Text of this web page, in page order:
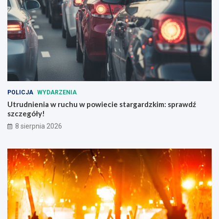
b
e
z
p
i
c
e
s
t
w
a
d
r
o
g
a
c
h
!
POLICJA WYDARZENIA
Utrudnienia w ruchu w powiecie stargardzkim: sprawdź
szczegóły!
8 sierpnia 2026